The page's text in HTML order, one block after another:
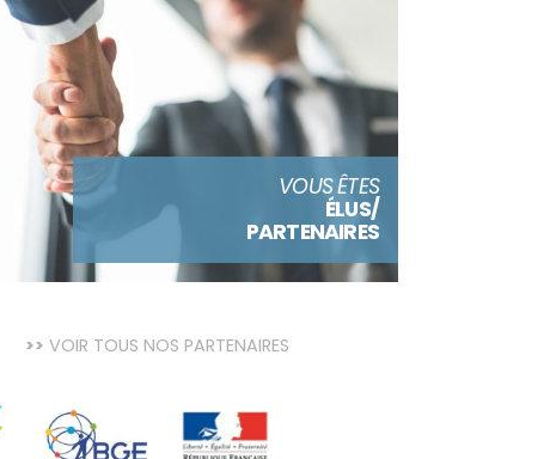
VOUS ÊTES
ÉLUS/
PARTENAIRES
VOIR TOUS NOS PARTENAIRES